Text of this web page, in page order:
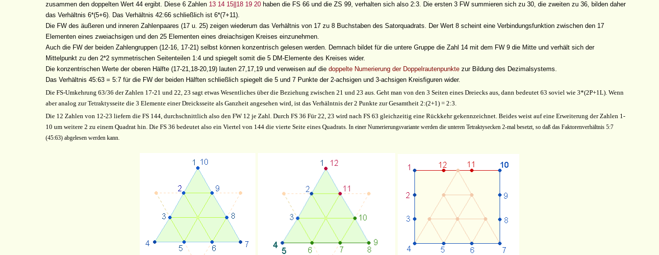
zusammen den doppelten Wert 44 ergibt. Diese 6 Zahlen 13 14 15||18 19 20 haben die FS 66 und die ZS 99, verhalten sich also 2:3. Die ersten 3 FW summieren sich zu 30, die zweiten zu 36, bilden daher
das Verhältnis 6*(5+6). Das Verhältnis 42:66 schließlich ist 6*(7+11).
Die FW des äußeren und inneren Zahlenpaares (17 u. 25) zeigen wiederum das Verhältnis von 17 zu 8 Buchstaben des Satorquadrats. Der Wert 8 scheint eine Verbindungsfunktion zwischen den 17
Elementen eines zweiachsigen und den 25 Elementen eines dreiachsigen Kreises einzunehmen.
Auch die FW der beiden Zahlengruppen (12-16, 17-21) selbst können konzentrisch gelesen werden. Demnach bildet für die untere Gruppe die Zahl 14 mit dem FW 9 die Mitte und verhält sich der
Mittelpunkt zu den 2*2 symmetrischen Seitenteilen 1:4 und spiegelt somit die 5 DM-Elemente des Kreises wider.
Die konzentrischen Werte der oberen Hälfte (17-21,18-20,19) lauten 27,17,19 und verweisen auf diedoppelte Numerierung der Doppelrautenpunkte zur Bildung des Dezimalsystems.
Das Verhältnis 45:63 = 5:7 für die FW der beiden Hälften schließlich spiegelt die 5 und 7 Punkte der 2-achsigen und 3-achsigen Kreisfiguren wider.
Die FS-Umkehrung 63/36 der Zahlen 17-21 und 22, 23 sagt etwas Wesentliches über die Beziehung zwischen 21 und 23 aus. Geht man von den 3 Seiten eines Dreiecks aus, dann bedeutet 63 soviel wie 3*(2P+1L). Wenn
aber analog zur Tetraktysseite die 3 Elemente einer Dreicksseite als Ganzheit angesehen wird, ist das Verhälntnis der 2 Punkte zur Gesamtheit 2:(2+1) = 2:3.
Die 12 Zahlen von 12-23 liefern die FS 144, durchschnittlich also den FW 12 je Zahl. Durch FS 36 Für 22, 23 wird nach FS 63 gleichzeitig eine Rückkehr gekennzeichnet. Beides weist auf eine Erweiterung der Zahlen 1-
10 um weitere 2 zu einem Quadrat hin. Die FS 36 bedeutet also ein Viertel von 144 die vierte Seite eines Quadrats.In einer Numerierungsvariante werden die unteren Tetraktysecken 2-mal besetzt, so daß das Faktorenverhältnis 5:7
(45:63) abgelesen werden kann.